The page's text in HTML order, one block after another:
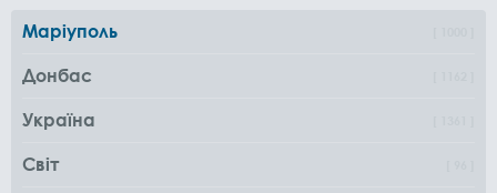
Маріуполь
Донбас
Україна
Світ